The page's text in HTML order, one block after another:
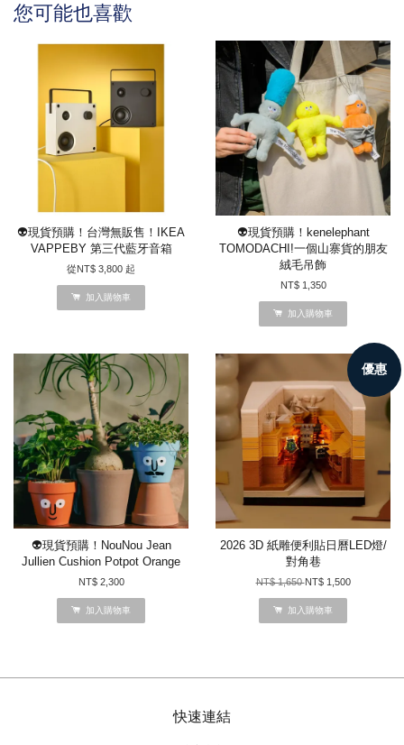
您可能也喜歡
👽現貨預購！台灣無販售！IKEA
VAPPEBY 第三代藍牙音箱
從NT$ 3,800 起
加入購物車
👽現貨預購！kenelephant
TOMODACHI!一個山寨貨的朋友
絨毛吊飾
NT$ 1,350
加入購物車
👽現貨預購！NouNou Jean
Jullien Cushion Potpot Orange
NT$ 2,300
加入購物車
優惠
2026 3D 紙雕便利貼日曆LED燈/
對角巷
NT$ 1,650NT$ 1,500
加入購物車
快速連結